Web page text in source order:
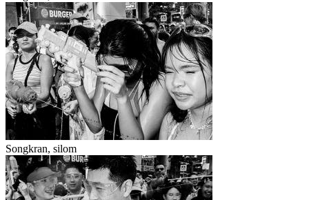
Songkran, silom